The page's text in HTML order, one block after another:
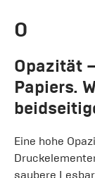
O
Opazität
Papiers.
Eine hohe
saubere